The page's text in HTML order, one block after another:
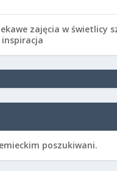
zajęcia w świetlicy
poszukiwani.